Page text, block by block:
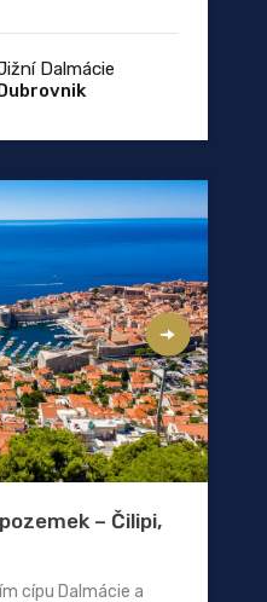
Dalmácie
– Čilipi,
cípu Dalmácie a